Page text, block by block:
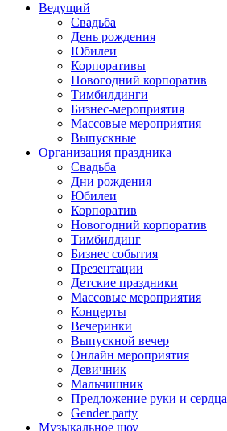
Ведущий
Свадьба
День рождения
Юбилеи
Корпоративы
Новогодний корпоратив
Тимбилдинги
Бизнес-мероприятия
Массовые мероприятия
Выпускные
Организация праздника
Свадьба
Дни рождения
Юбилеи
Корпоратив
Новогодний корпоратив
Тимбилдинг
Бизнес события
Презентации
Детские праздники
Массовые мероприятия
Концерты
Вечеринки
Выпускной вечер
Онлайн мероприятия
Девичник
Мальчишник
Предложение руки и сердца
Gender party
Музыкальное шоу